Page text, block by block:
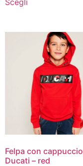
Scegli
Felpa con cappuccio
Ducati – red